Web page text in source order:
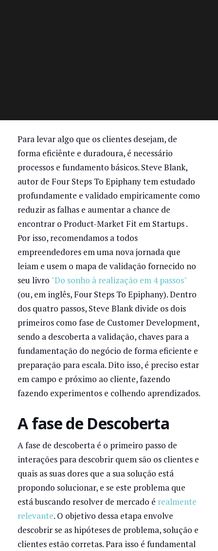
Para levar algo que os clientes desejam, de
forma eficiênte e duradoura, é necessário
processos e fundamento básicos. Steve Blank,
autor de Four Steps To Epiphany tem estudado
profundamente e validado empiricamente como
reduzir as falhas e aumentar a chance de
encontrar o Product-Market Fit em Startups .
Por isso, recomendamos a todos
empreendedores em uma nova jornada que
leiam e usem o mapa de validação fornecido no
seu livro "Do sonho à realização em 4 passos"
(ou, em inglês, Four Steps To Epiphany). Dentro
dos quatro passos, Steve Blank divide os dois
primeiros como fase de Customer Development,
sendo a descoberta a validação, chaves para a
fundamentação do negócio de forma eficiente e
preparação para escala. Dito isso, é preciso estar
em campo e próximo ao cliente, fazendo
fazendo experimentos e colhendo aprendizados.
A fase de Descoberta
A fase de descoberta é o primeiro passo de
interações para descobrir quem são os clientes e
quais as suas dores que a sua solução está
propondo solucionar, e se este problema que
está buscando resolver de mercado é realmente
relevante. O objetivo dessa etapa envolve
descobrir se as hipóteses de problema, solução e
clientes estão corretas. Para isso é fundamental